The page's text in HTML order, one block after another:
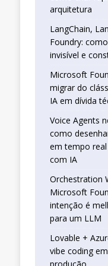
arquitetura
LangChain,
Foundry:
invisível e
Microsoft
migrar do
IA em dívida
Voice Agents
como
em tempo
com IA
Orchestration
Microsoft
intenção é
para um LLM
Lovable +
vibe coding